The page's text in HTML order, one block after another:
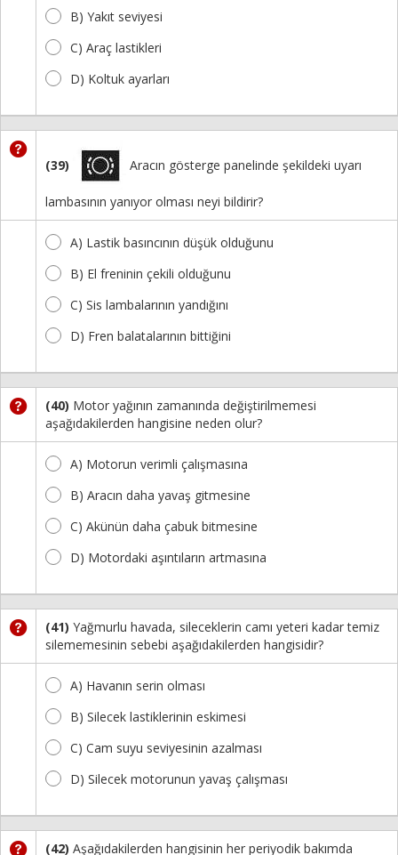
B) Yakıt seviyesi
C) Araç lastikleri
D) Koltuk ayarları
(39) Aracın gösterge panelinde şekildeki uyarı
lambasının yanıyor olması neyi bildirir?
A) Lastik basıncının düşük olduğunu
B) El freninin çekili olduğunu
C) Sis lambalarının yandığını
D) Fren balatalarının bittiğini
(40) Motor yağının zamanında değiştirilmemesi
aşağıdakilerden hangisine neden olur?
A) Motorun verimli çalışmasına
B) Aracın daha yavaş gitmesine
C) Akünün daha çabuk bitmesine
D) Motordaki aşıntıların artmasına
(41) Yağmurlu havada, sileceklerin camı yeteri kadar temiz
silememesinin sebebi aşağıdakilerden hangisidir?
A) Havanın serin olması
B) Silecek lastiklerinin eskimesi
C) Cam suyu seviyesinin azalması
D) Silecek motorunun yavaş çalışması
(42) Aşağıdakilerden hangisinin her periyodik bakımda